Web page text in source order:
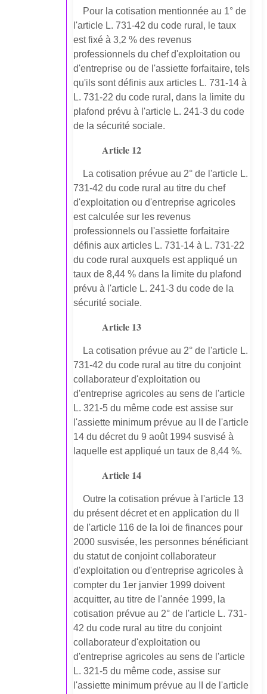
Pour la cotisation mentionnée au 1° de
l'article L. 731-42 du code rural, le taux
est fixé à 3,2 % des revenus
professionnels du chef d'exploitation ou
d'entreprise ou de l'assiette forfaitaire, tels
qu'ils sont définis aux articles L. 731-14 à
L. 731-22 du code rural, dans la limite du
plafond prévu à l'article L. 241-3 du code
de la sécurité sociale.
Article 12
La cotisation prévue au 2° de l'article L.
731-42 du code rural au titre du chef
d'exploitation ou d'entreprise agricoles
est calculée sur les revenus
professionnels ou l'assiette forfaitaire
définis aux articles L. 731-14 à L. 731-22
du code rural auxquels est appliqué un
taux de 8,44 % dans la limite du plafond
prévu à l'article L. 241-3 du code de la
sécurité sociale.
Article 13
La cotisation prévue au 2° de l'article L.
731-42 du code rural au titre du conjoint
collaborateur d'exploitation ou
d'entreprise agricoles au sens de l'article
L. 321-5 du même code est assise sur
l'assiette minimum prévue au II de l'article
14 du décret du 9 août 1994 susvisé à
laquelle est appliqué un taux de 8,44 %.
Article 14
Outre la cotisation prévue à l'article 13
du présent décret et en application du II
de l'article 116 de la loi de finances pour
2000 susvisée, les personnes bénéficiant
du statut de conjoint collaborateur
d'exploitation ou d'entreprise agricoles à
compter du 1er janvier 1999 doivent
acquitter, au titre de l'année 1999, la
cotisation prévue au 2° de l'article L. 731-
42 du code rural au titre du conjoint
collaborateur d'exploitation ou
d'entreprise agricoles au sens de l'article
L. 321-5 du même code, assise sur
l'assiette minimum prévue au II de l'article